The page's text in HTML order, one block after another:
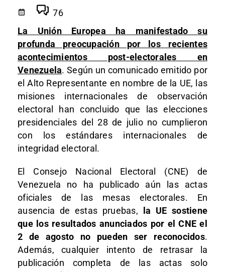
76
La Unión Europea ha manifestado su
profunda preocupación por los recientes
acontecimientos post-electorales en
Venezuela. Según un comunicado emitido por
el Alto Representante en nombre de la UE, las
misiones internacionales de observación
electoral han concluido que las elecciones
presidenciales del 28 de julio no cumplieron
con los estándares internacionales de
integridad electoral.
El Consejo Nacional Electoral (CNE) de
Venezuela no ha publicado aún las actas
oficiales de las mesas electorales. En
ausencia de estas pruebas,
la UE sostiene
que los resultados anunciados por el CNE el
2 de agosto no pueden ser reconocidos.
Además, cualquier intento de retrasar la
publicación completa de las actas solo